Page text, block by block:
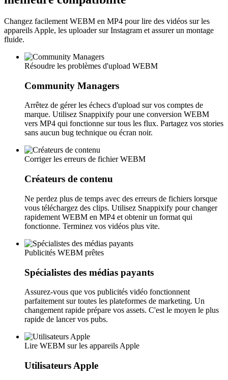
Changez facilement WEBM en MP4 pour lire des vidéos sur les
appareils Apple, les uploader sur Instagram et assurer un montage
fluide.
Résoudre les problèmes d'upload WEBM
Community Managers
Arrêtez de gérer les échecs d'upload sur vos comptes de
marque. Utilisez Snappixify pour une conversion WEBM
vers MP4 qui fonctionne sur tous les flux. Partagez vos stories
sans aucun bug technique ou écran noir.
Corriger les erreurs de fichier WEBM
Créateurs de contenu
Ne perdez plus de temps avec des erreurs de fichiers lorsque
vous téléchargez des clips. Utilisez Snappixify pour changer
rapidement WEBM en MP4 et obtenir un format qui
fonctionne. Terminez vos vidéos plus vite.
Publicités WEBM prêtes
Spécialistes des médias payants
Assurez-vous que vos publicités vidéo fonctionnent
parfaitement sur toutes les plateformes de marketing. Un
changement rapide prépare vos assets. C'est le moyen le plus
rapide de lancer vos pubs.
Lire WEBM sur les appareils Apple
Utilisateurs Apple